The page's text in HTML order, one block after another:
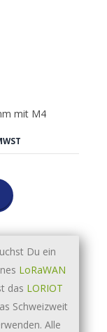
mit M4
Du ein
LoRaWAN
das LORIOT
Schweizweit
Alle